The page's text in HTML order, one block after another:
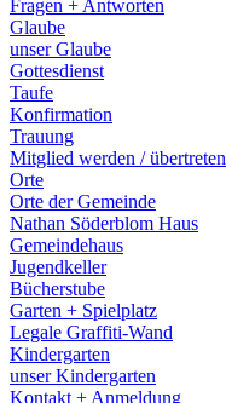
Fragen + Antworten
Glaube
unser Glaube
Gottesdienst
Taufe
Konfirmation
Trauung
Mitglied werden / übertreten
Orte
Orte der Gemeinde
Nathan Söderblom Haus
Gemeindehaus
Jugendkeller
Bücherstube
Garten + Spielplatz
Legale Graffiti-Wand
Kindergarten
unser Kindergarten
Kontakt + Anmeldung